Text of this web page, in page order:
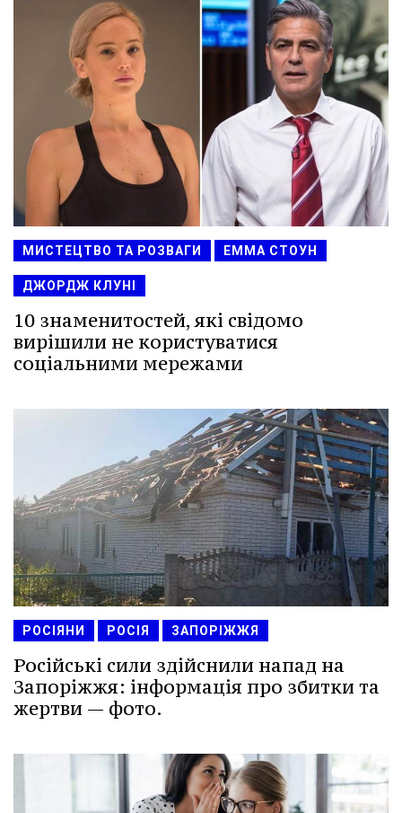
МИСТЕЦТВО ТА РОЗВАГИ ЕММА СТОУН
ДЖОРДЖ КЛУНІ
10 знаменитостей, які свідомо
вирішили не користуватися
соціальними мережами
РОСІЯНИ РОСІЯ ЗАПОРІЖЖЯ
Російські сили здійснили напад на
Запоріжжя: інформація про збитки та
жертви — фото.